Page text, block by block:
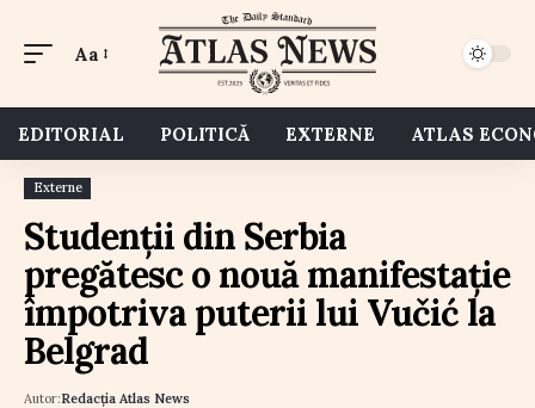
Aa
EDITORIAL POLITICĂ EXTERNE ATLAS
Externe
Studenții din Serbia
pregătesc o nouă manifestație
împotriva puterii lui Vučić la
Belgrad
Autor:Redacția Atlas News